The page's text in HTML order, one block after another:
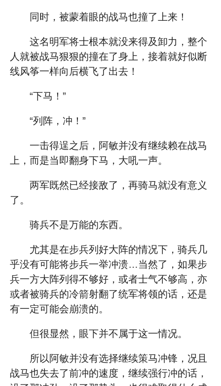
同时，被蒙着眼的战马也撞了上来！
这名明军将士根本就没来得及卸力，整个
人就被战马狠狠的撞在了身上，接着就好似断
线风筝一样向后横飞了出去！
“下马！”
“列阵，冲！”
一击得逞之后，阿敏并没有继续赖在战马
上，而是当即翻身下马，大吼一声。
两军既然已经接敌了，再骑马就没有意义
了。
骑兵不是万能的东西。
尤其是在步兵列好大阵的情况下，骑兵几
乎没有可能将步兵一举冲溃…当然了，如果步
兵一方大阵列得不够好，或者士气不够高，亦
或者被骑兵的冷箭射翻了统军将领的话，还是
有一定可能会崩溃的。
但很显然，眼下并不属于这一情况。
所以阿敏并没有选择继续策马冲锋，况且
战马也失去了前冲的速度，继续强行冲的话，